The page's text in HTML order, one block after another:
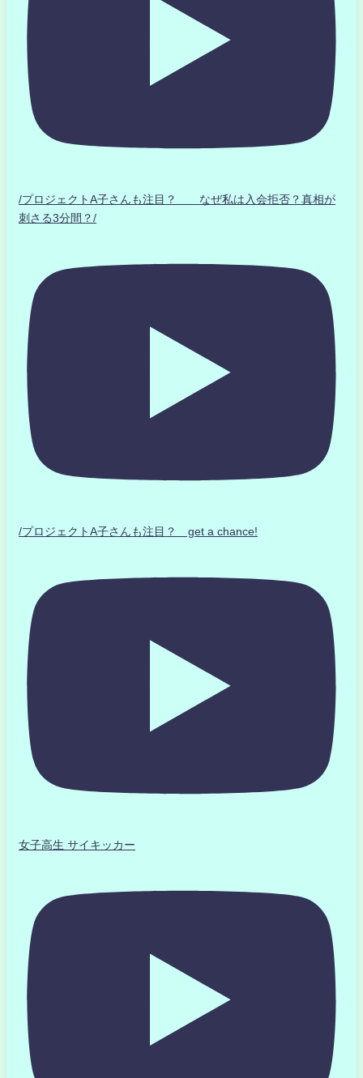
/プロジェクトA子さんも注目？ なぜ私は入会拒否？真相が
刺さる3分間？/
/プロジェクトA子さんも注目？ get a chance!
女子高生 サイキッカー